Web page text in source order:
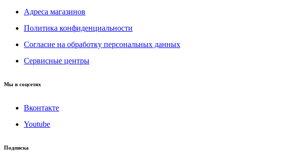
Адреса магазинов
Политика конфиденциальности
Согласие на обработку персональных данных
Сервисные центры
Мы в соцсетях
Вконтакте
Youtube
Подписка